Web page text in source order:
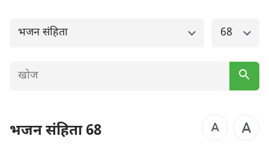
भजन संहिता
व्यवस्थाविवरण
1 इतिहास
68
भजन संहिता 68